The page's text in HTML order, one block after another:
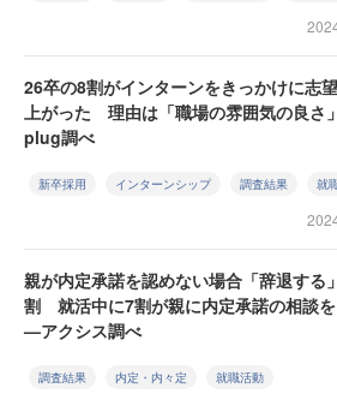
26卒の8割がインターンをきっかけに志
上がった 理由は「職場の雰囲気の良
plug調べ
新卒採用 インターンシップ 調査結果 就
親が内定承諾を認めない場合「辞退する
割 就活中に7割が親に内定承諾の相談
—アクシス調べ
調査結果 内定・内々定 就職活動